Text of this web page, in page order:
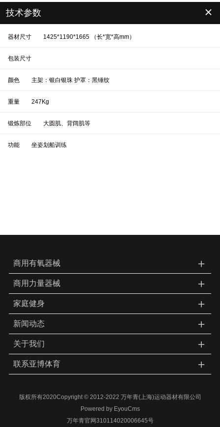
技术参数 ＋
器材尺寸 1425*1190*1665 （长*宽*高mm）
包装尺寸
颜色 主架：银白银珠 护罩：黑锤纹
重量 247Kg
锻炼部位 大圆肌、背阔肌等
功能 坐姿划船训练
商用有氧器械 ＋
商用力量器械 ＋
家庭健身 ＋
新闻动态 ＋
关于我们 ＋
联系亚博体育 ＋
版权所有2020Copyright © 2012-2022 万年青(上海)运动器材有限公司
Powered by EyouCms
万年青官网310114020006645号